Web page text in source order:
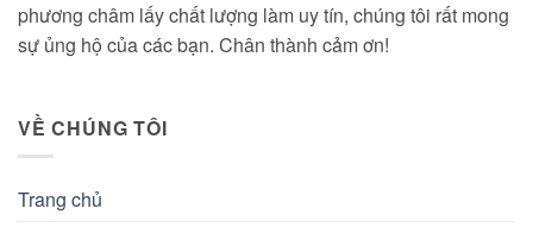
phương châm lấy chất lượng làm uy tín, chúng tôi rất mong
sự ủng hộ của các bạn. Chân thành cảm ơn!
VỀ CHÚNG TÔI
Trang chủ